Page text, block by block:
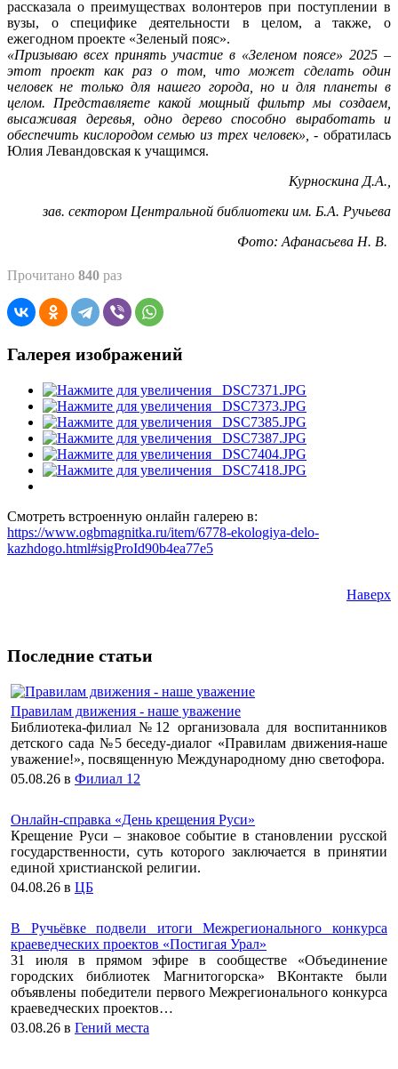
рассказала о преимуществах волонтеров при поступлении в
вузы, о специфике деятельности в целом, а также, о
ежегодном проекте «Зеленый пояс».
«Призываю всех принять участие в «Зеленом поясе» 2025 –
этот проект как раз о том, что может сделать один
человек не только для нашего города, но и для планеты в
целом. Представляете какой мощный фильтр мы создаем,
высаживая деревья, одно дерево способно выработать и
обеспечить кислородом семью из трех человек», - обратилась
Юлия Левандовская к учащимся.
Курноскина Д.А.,
зав. сектором Центральной библиотеки им. Б.А. Ручьева
Фото: Афанасьева Н. В.
Прочитано 840 раз
Галерея изображений
Смотреть встроенную онлайн галерею в:
https://www.ogbmagnitka.ru/item/6778-ekologiya-delo-
kazhdogo.html#sigProId90b4ea77e5
Наверх
Последние статьи
Правилам движения - наше уважение
Библиотека-филиал №12 организовала для воспитанников
детского сада №5 беседу-диалог «Правилам движения-наше
уважение!», посвященную Международному дню светофора.
05.08.26 в Филиал 12
Онлайн-справка «День крещения Руси»
Крещение Руси – знаковое событие в становлении русской
государственности, суть которого заключается в принятии
единой христианской религии.
04.08.26 в ЦБ
В Ручьёвке подвели итоги Межрегионального конкурса
краеведческих проектов «Постигая Урал»
31 июля в прямом эфире в сообществе «Объединение
городских библиотек Магнитогорска» ВКонтакте были
объявлены победители первого Межрегионального конкурса
краеведческих проектов…
03.08.26 в Гений места